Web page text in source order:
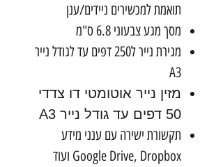
תואמת למכשירים ניידים/ענן
מסך מגע צבעוני 6.8 ס"מ
מגירת נייר ל250 דפים עד לגודל נייר
A3
מזין נייר אוטומטי דו צדדי
50 דפים עד גודל נייר A3
תקשורת ישירה עם ענני מידע
Google Drive, Dropbox ועוד